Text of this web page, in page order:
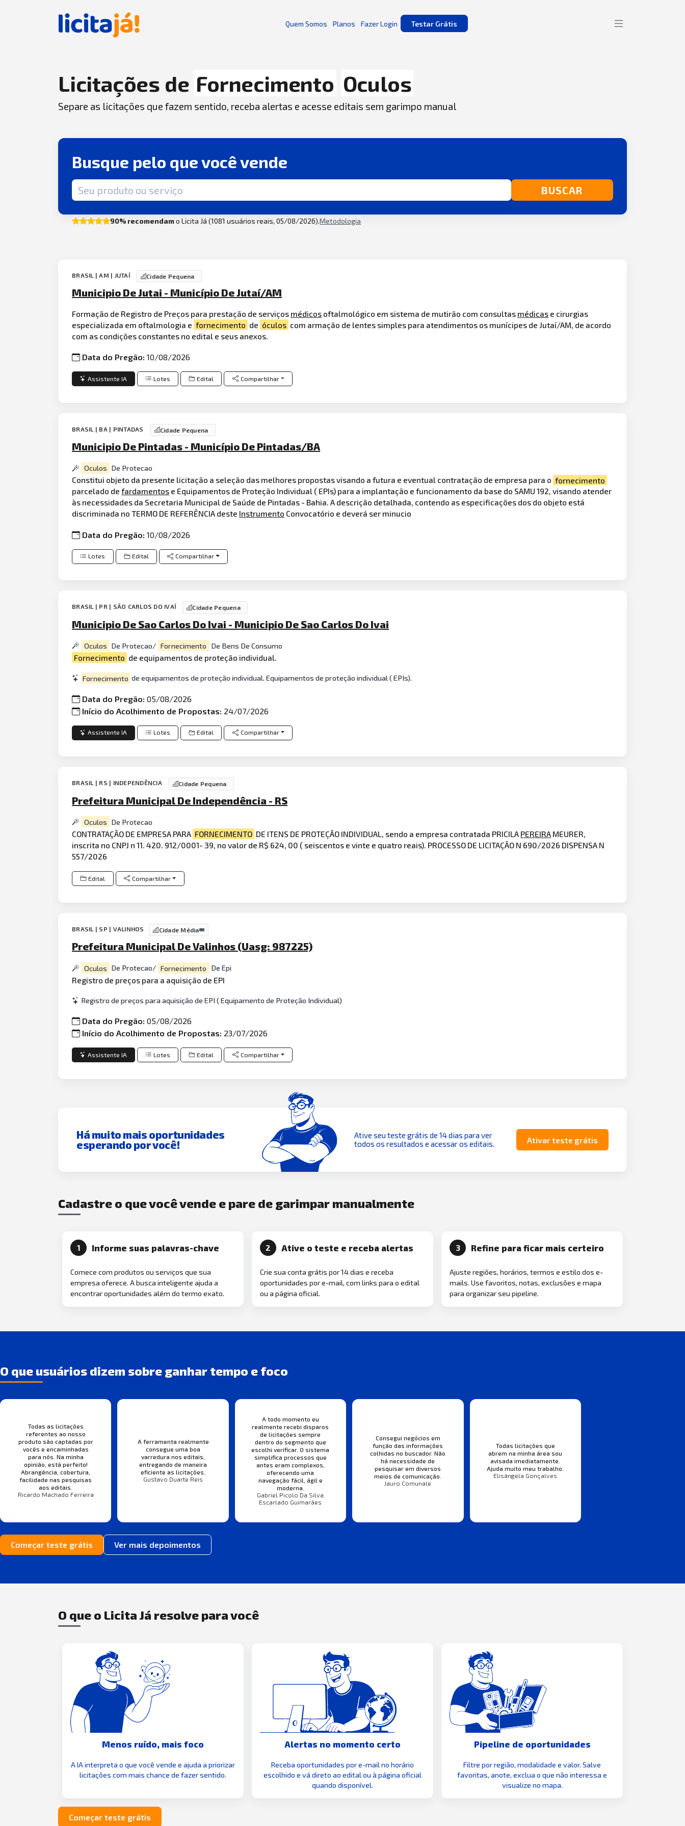
Quem Somos Planos Fazer Login Testar Grátis
Licitações de Fornecimento Oculos
Separe as licitações que fazem sentido, receba alertas e acesse editais sem garimpo manual
Busque pelo que você vende
Termo de busca BUSCAR
90% recomendamo Licita Já (1081 usuários reais, 05/08/2026).Metodologia
BRASIL | AM | JUTAÍ Cidade Pequena
Municipio De Jutai - Município De Jutaí/AM
Formação de Registro de Preços para prestação de serviços médicos oftalmológico em sistema de mutirão com consultas médicas e cirurgias
especializada em oftalmologia e fornecimento de óculos com armação de lentes simples para atendimentos os munícipes de Jutaí/AM, de acordo
com as condições constantes no edital e seus anexos.
Data do Pregão:10/08/2026
Assistente IA Lotes Edital Compartilhar
BRASIL | BA | PINTADAS Cidade Pequena
Municipio De Pintadas - Município De Pintadas/BA
Oculos De Protecao
Constitui objeto da presente licitação a seleção das melhores propostas visando a futura e eventual contratação de empresa para o fornecimento
parcelado defardamentos e Equipamentos de Proteção Individual ( EPIs) para a implantação e funcionamento da base do SAMU 192, visando atender
às necessidades da Secretaria Municipal de Saúde de Pintadas - Bahia. A descrição detalhada, contendo as especificações dos do objeto está
discriminada no TERMO DE REFERÊNCIA deste Instrumento Convocatório e deverá ser minucio
Data do Pregão:10/08/2026
Lotes Edital Compartilhar
BRASIL | PR | SÃO CARLOS DO IVAÍ Cidade Pequena
Municipio De Sao Carlos Do Ivai - Municipio De Sao Carlos Do Ivai
Oculos De Protecao/ Fornecimento De Bens De Consumo
Fornecimento de equipamentos de proteção individual.
Fornecimento de equipamentos de proteção individual. Equipamentos de proteção individual ( EPIs).
Data do Pregão:05/08/2026
Início do Acolhimento de Propostas: 24/07/2026
Assistente IA Lotes Edital Compartilhar
BRASIL | RS | INDEPENDÊNCIA Cidade Pequena
Prefeitura Municipal De Independência - RS
Oculos De Protecao
CONTRATAÇÃO DE EMPRESA PARA FORNECIMENTO DE ITENS DE PROTEÇÃO INDIVIDUAL, sendo a empresa contratada PRICILA PEREIRA MEURER,
inscrita no CNPJ n 11. 420. 912/0001- 39, no valor de R$ 624, 00 ( seiscentos e vinte e quatro reais). PROCESSO DE LICITAÇÃO N 690/2026 DISPENSA N
557/2026
Edital Compartilhar
BRASIL | SP | VALINHOS Cidade Média
Prefeitura Municipal De Valinhos (Uasg: 987225)
Oculos De Protecao/ Fornecimento De Epi
Registro de preços para a aquisição de EPI
Registro de preços para aquisição de EPI ( Equipamento de Proteção Individual)
Data do Pregão:05/08/2026
Início do Acolhimento de Propostas: 23/07/2026
Assistente IA Lotes Edital Compartilhar
Há muito mais oportunidades
esperando por você!
Ative seu teste grátis de 14 dias para ver
todos os resultados e acessar os editais.
Ativar teste grátis
Cadastre o que você vende e pare de garimpar manualmente
1 Informe suas palavras-chave
Comece com produtos ou serviços que sua
empresa oferece. A busca inteligente ajuda a
encontrar oportunidades além do termo exato.
2 Ative o teste e receba alertas
Crie sua conta grátis por 14 dias e receba
oportunidades por e-mail, com links para o edital
ou a página oficial.
3 Refine para ficar mais certeiro
Ajuste regiões, horários, termos e estilo dos e-
mails. Use favoritos, notas, exclusões e mapa
para organizar seu pipeline.
O que usuários dizem sobre ganhar tempo e foco
Todas as licitações
referentes ao nosso
produto são captadas por
vocês e encaminhadas
para nós. Na minha
opinião, está perfeito!
Abrangência, cobertura,
facilidade nas pesquisas
aos editais.
Ricardo Machado Ferreira
A ferramenta realmente
consegue uma boa
varredura nos editais,
entregando de maneira
eficiente as licitações.
Gustavo Duarte Reis
A todo momento eu
realmente recebi disparos
de licitações sempre
dentro do segmento que
escolhi verificar. O sistema
simplifica processos que
antes eram complexos,
oferecendo uma
navegação fácil, ágil e
moderna.
Gabriel Picolo Da Silva
Escarlado Guimarães
Consegui negócios em
função das informações
colhidas no buscador. Não
há necessidade de
pesquisar em diversos
meios de comunicação.
Jauro Comunale
Todas licitações que
abrem na minha área sou
avisada imediatamente.
Ajuda muito meu trabalho.
Elisângela Gonçalves
Começar teste grátis Ver mais depoimentos
O que o Licita Já resolve para você
Menos ruído, mais foco
A IA interpreta o que você vende e ajuda a priorizar
licitações com mais chance de fazer sentido.
Alertas no momento certo
Receba oportunidades por e-mail no horário
escolhido e vá direto ao edital ou à página oficial
quando disponível.
Pipeline de oportunidades
Filtre por região, modalidade e valor. Salve
favoritas, anote, exclua o que não interessa e
visualize no mapa.
Começar teste grátis